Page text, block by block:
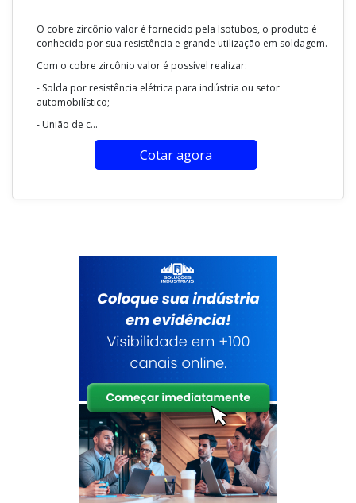
O cobre zircônio valor é fornecido pela Isotubos, o produto é
conhecido por sua resistência e grande utilização em soldagem.
Com o cobre zircônio valor é possível realizar:
- Solda por resistência elétrica para indústria ou setor
automobilístico;
- União de c...
Cotar agora